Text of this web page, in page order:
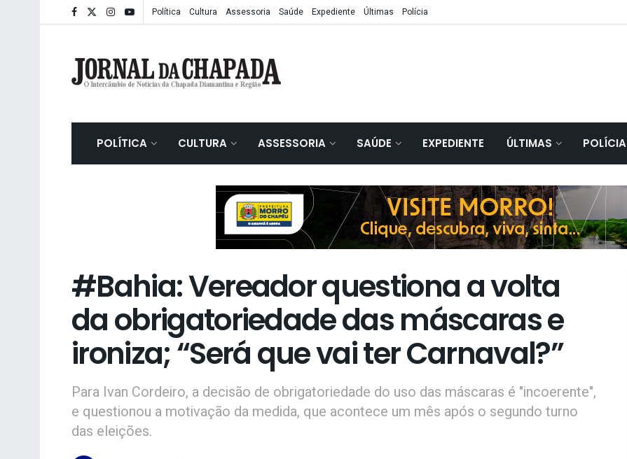
Política Cultura Assessoria Saúde Expediente Últimas Polícia
POLÍTICA CULTURA ASSESSORIA SAÚDE EXPEDIENTE ÚLTIMAS POLÍCIA
#Bahia: Vereador questiona a volta
da obrigatoriedade das máscaras e
ironiza; “Será que vai ter Carnaval?”
Para Ivan Cordeiro, a decisão de obrigatoriedade do uso das máscaras é "incoerente",
e questionou a motivação da medida, que acontece um mês após o segundo turno
das eleições.